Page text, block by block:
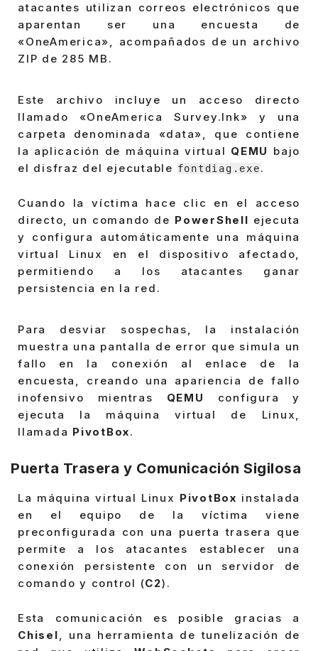
atacantes utilizan correos electrónicos que
aparentan ser una encuesta de
«OneAmerica», acompañados de un archivo
ZIP de 285 MB.
Este archivo incluye un acceso directo
llamado «OneAmerica Survey.lnk» y una
carpeta denominada «data», que contiene
la aplicación de máquina virtual QEMU bajo
el disfraz del ejecutable fontdiag.exe.
Cuando la víctima hace clic en el acceso
directo, un comando de PowerShell ejecuta
y configura automáticamente una máquina
virtual Linux en el dispositivo afectado,
permitiendo a los atacantes ganar
persistencia en la red.
Para desviar sospechas, la instalación
muestra una pantalla de error que simula un
fallo en la conexión al enlace de la
encuesta, creando una apariencia de fallo
inofensivo mientras QEMU
configura y
ejecuta la máquina virtual de Linux,
llamada PivotBox.
Puerta Trasera y Comunicación Sigilosa
La máquina virtual Linux PivotBox instalada
en el equipo de la víctima viene
preconfigurada con una puerta trasera que
permite a los atacantes establecer una
conexión persistente con un servidor de
comando y control (C2).
Esta comunicación es posible gracias a
Chisel, una herramienta de tunelización de